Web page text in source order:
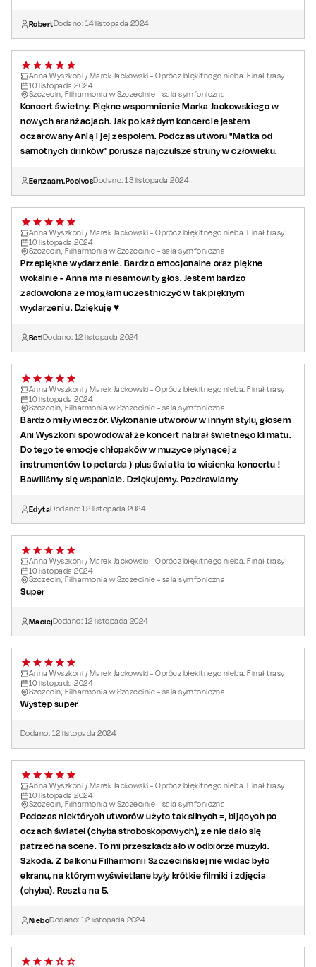
RobertDodano: 14listopada 2024
Anna Wyszkoni / Marek Jackowski - Oprócz błękitnego nieba. Finał trasy
10listopada 2024
Szczecin, Filharmonia w Szczecinie - sala symfoniczna
Koncert świetny. Piękne wspomnienie Marka Jackowskiego w
nowych aranżacjach. Jak po każdym koncercie jestem
oczarowany Anią i jej zespołem. Podczas utworu "Matka od
samotnych drinków" porusza najczulsze struny w człowieku.
Eenzaam.PoolvosDodano:13 listopada 2024
Anna Wyszkoni / Marek Jackowski - Oprócz błękitnego nieba. Finał trasy
10listopada 2024
Szczecin, Filharmonia w Szczecinie - sala symfoniczna
Przepiękne wydarzenie. Bardzo emocjonalne oraz piękne
wokalnie - Anna ma niesamowity głos. Jestem bardzo
zadowolona ze mogłam uczestniczyć w tak pięknym
wydarzeniu. Dziękuję ♥️
BetiDodano: 12 listopada 2024
Anna Wyszkoni / Marek Jackowski - Oprócz błękitnego nieba. Finał trasy
10listopada 2024
Szczecin, Filharmonia w Szczecinie - sala symfoniczna
Bardzo miły wieczór. Wykonanie utworów w innym stylu, głosem
Ani Wyszkoni spowodował że koncert nabrał świetnego klimatu.
Do tego te emocje chłopaków w muzyce płynącej z
instrumentów to petarda ) plus światła to wisienka koncertu !
Bawiliśmy się wspaniale. Dziękujemy. Pozdrawiamy
EdytaDodano:12 listopada 2024
Anna Wyszkoni / Marek Jackowski - Oprócz błękitnego nieba. Finał trasy
10listopada 2024
Szczecin, Filharmonia w Szczecinie - sala symfoniczna
Super
MaciejDodano: 12 listopada 2024
Anna Wyszkoni / Marek Jackowski - Oprócz błękitnego nieba. Finał trasy
10listopada 2024
Szczecin, Filharmonia w Szczecinie - sala symfoniczna
Występ super
Dodano: 12 listopada 2024
Anna Wyszkoni / Marek Jackowski - Oprócz błękitnego nieba. Finał trasy
10listopada 2024
Szczecin, Filharmonia w Szczecinie - sala symfoniczna
Podczas niektórych utworów użyto tak silnych =, bijących po
oczach świateł (chyba stroboskopowych), ze nie dało się
patrzeć na scenę. To mi przeszkadzało w odbiorze muzyki.
Szkoda. Z balkonu Filharmonii Szczecińskiej nie widac było
ekranu, na którym wyświetlane były krótkie filmiki i zdjęcia
(chyba). Reszta na 5.
NieboDodano:12 listopada 2024